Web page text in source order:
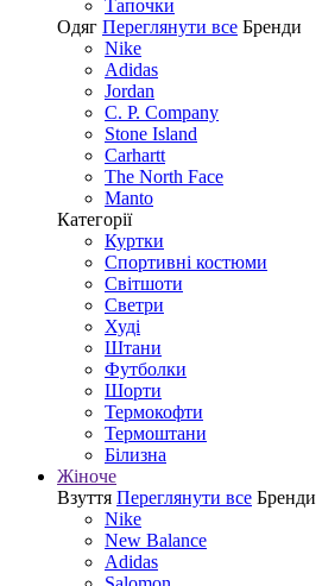
Tапочки
Одяг Переглянути все Бренди
Nike
Adidas
Jordan
C. P. Company
Stone Island
Carhartt
The North Face
Manto
Категорії
Куртки
Спортивні костюми
Світшоти
Светри
Худі
Штани
Футболки
Шорти
Термокофти
Термоштани
Білизна
Жіноче
Взуття Переглянути все Бренди
Nike
New Balance
Adidas